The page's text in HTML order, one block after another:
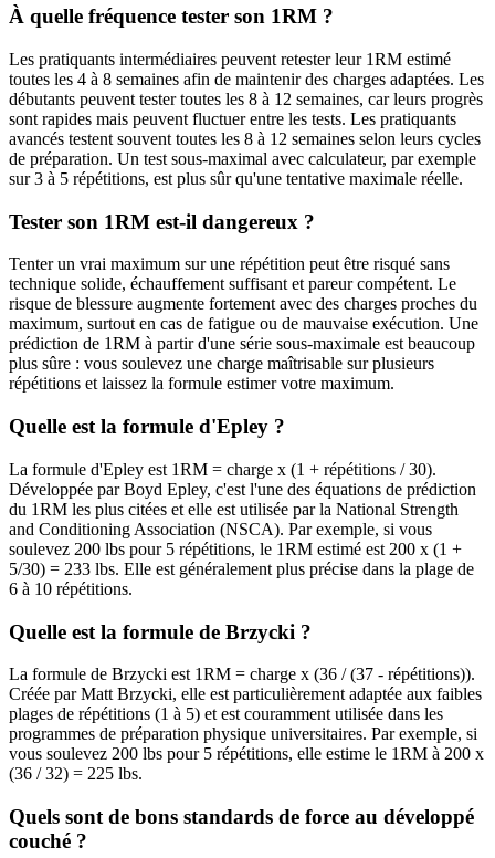
À quelle fréquence tester son 1RM ?
Les pratiquants intermédiaires peuvent retester leur 1RM estimé
toutes les 4 à 8 semaines afin de maintenir des charges adaptées. Les
débutants peuvent tester toutes les 8 à 12 semaines, car leurs progrès
sont rapides mais peuvent fluctuer entre les tests. Les pratiquants
avancés testent souvent toutes les 8 à 12 semaines selon leurs cycles
de préparation. Un test sous-maximal avec calculateur, par exemple
sur 3 à 5 répétitions, est plus sûr qu'une tentative maximale réelle.
Tester son 1RM est-il dangereux ?
Tenter un vrai maximum sur une répétition peut être risqué sans
technique solide, échauffement suffisant et pareur compétent. Le
risque de blessure augmente fortement avec des charges proches du
maximum, surtout en cas de fatigue ou de mauvaise exécution. Une
prédiction de 1RM à partir d'une série sous-maximale est beaucoup
plus sûre : vous soulevez une charge maîtrisable sur plusieurs
répétitions et laissez la formule estimer votre maximum.
Quelle est la formule d'Epley ?
La formule d'Epley est 1RM = charge x (1 + répétitions / 30).
Développée par Boyd Epley, c'est l'une des équations de prédiction
du 1RM les plus citées et elle est utilisée par la National Strength
and Conditioning Association (NSCA). Par exemple, si vous
soulevez 200 lbs pour 5 répétitions, le 1RM estimé est 200 x (1 +
5/30) = 233 lbs. Elle est généralement plus précise dans la plage de
6 à 10 répétitions.
Quelle est la formule de Brzycki ?
La formule de Brzycki est 1RM = charge x (36 / (37 - répétitions)).
Créée par Matt Brzycki, elle est particulièrement adaptée aux faibles
plages de répétitions (1 à 5) et est couramment utilisée dans les
programmes de préparation physique universitaires. Par exemple, si
vous soulevez 200 lbs pour 5 répétitions, elle estime le 1RM à 200 x
(36 / 32) = 225 lbs.
Quels sont de bons standards de force au développé
couché ?